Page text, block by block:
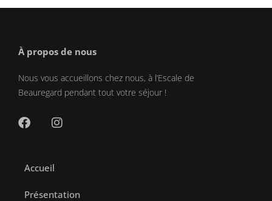
À propos de nous
Nous vous accueillons chez nous, à l’Escale de
Beauregard pendant tout votre séjour !
Accueil
Présentation